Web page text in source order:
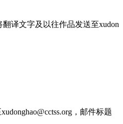
译文字及以往作品发送至xudon
，邮件标题